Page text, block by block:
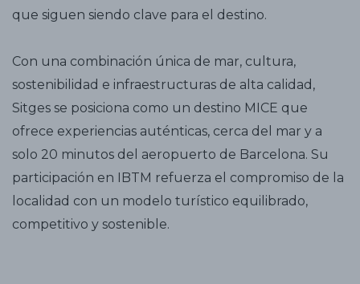
que siguen siendo clave para el destino.
Con una combinación única de mar, cultura,
sostenibilidad e infraestructuras de alta calidad,
Sitges se posiciona como un destino MICE que
ofrece experiencias auténticas, cerca del mar y a
solo 20 minutos del aeropuerto de Barcelona. Su
participación en IBTM refuerza el compromiso de la
localidad con un modelo turístico equilibrado,
competitivo y sostenible.